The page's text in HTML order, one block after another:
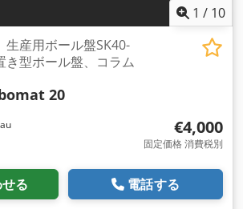
トダウンを備えた自動スピンドル送り • ド
器 状態: 良好 – 電源を入れてすぐにデモ
- 現状渡し お支払い: 請求書受領後、正
します。 その他の柱および柱掘削機も常
、お問い合わせください。 Dsdpfjv S
。
1 / 10
生産用ボール盤SK40-
き型ボール盤、コラム
20
€4,000
固定価格 消費税別
る 電話する